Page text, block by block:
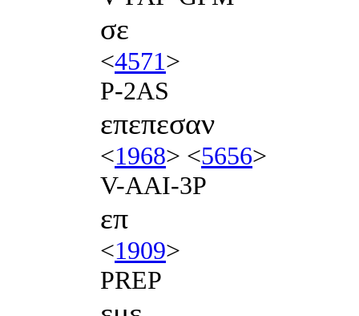
σε
<4571>
P-2AS
επεπεσαν
<1968> <5656>
V-AAI-3P
επ
<1909>
PREP